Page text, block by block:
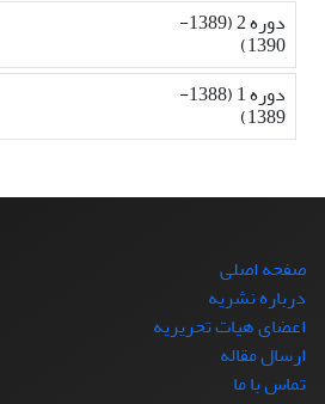
دوره 2 (1389-
1390)
دوره 1 (1388-
1389)
صفحه اصلی
درباره نشریه
اعضای هیات تحریریه
ارسال مقاله
تماس با ما